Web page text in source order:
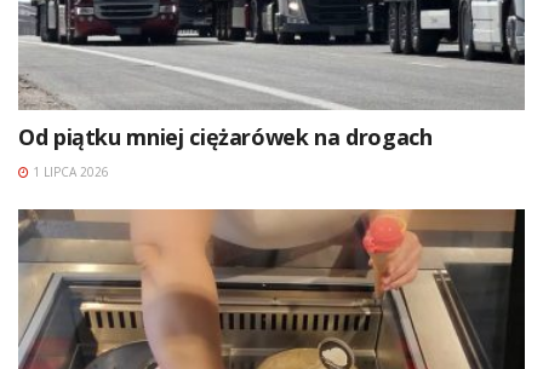
Od piątku mniej ciężarówek na drogach
1 LIPCA 2026